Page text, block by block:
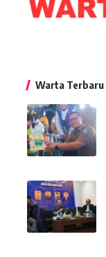
Warta Terbaru